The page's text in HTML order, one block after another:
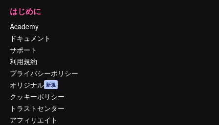
はじめに
Academy
ドキュメント
サポート
利用規約
プライバシーポリシー
オリジナル 新規
クッキーポリシー
トラストセンター
アフィリエイト